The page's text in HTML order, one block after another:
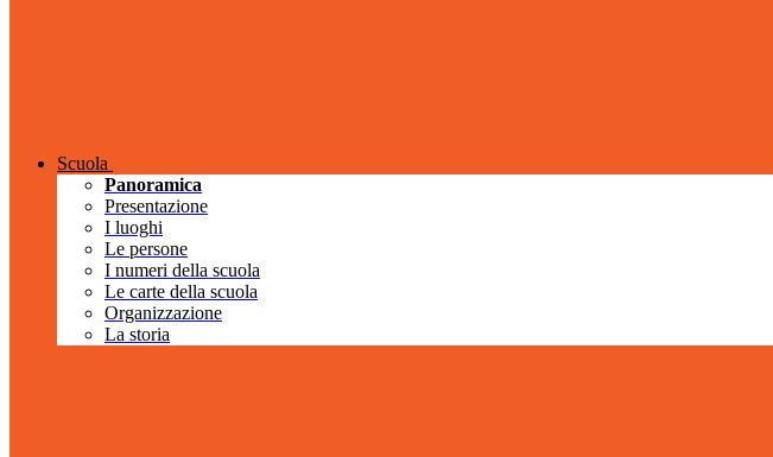
Scuola
Panoramica
Presentazione
I luoghi
Le persone
I numeri della scuola
Le carte della scuola
Organizzazione
La storia